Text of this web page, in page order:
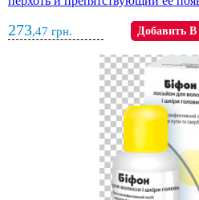
273,47 грн. Добавить В